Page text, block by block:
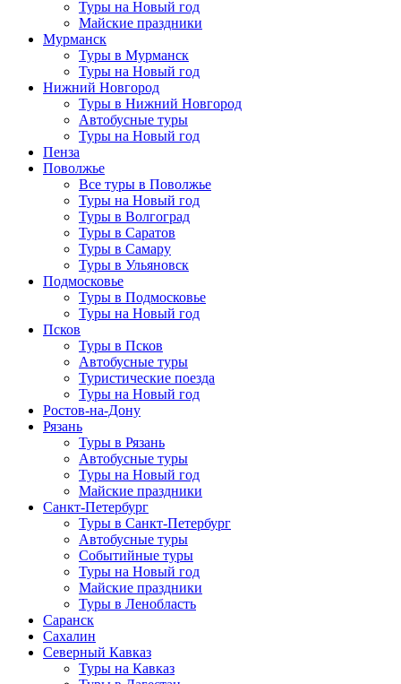
Туры на Новый год
Майские праздники
Мурманск
Туры в Мурманск
Туры на Новый год
Нижний Новгород
Туры в Нижний Новгород
Автобусные туры
Туры на Новый год
Пенза
Поволжье
Все туры в Поволжье
Туры на Новый год
Туры в Волгоград
Туры в Саратов
Туры в Самару
Туры в Ульяновск
Подмосковье
Туры в Подмосковье
Туры на Новый год
Псков
Туры в Псков
Автобусные туры
Туристические поезда
Туры на Новый год
Ростов-на-Дону
Рязань
Туры в Рязань
Автобусные туры
Туры на Новый год
Майские праздники
Санкт-Петербург
Туры в Санкт-Петербург
Автобусные туры
Событийные туры
Туры на Новый год
Майские праздники
Туры в Ленобласть
Саранск
Сахалин
Северный Кавказ
Туры на Кавказ